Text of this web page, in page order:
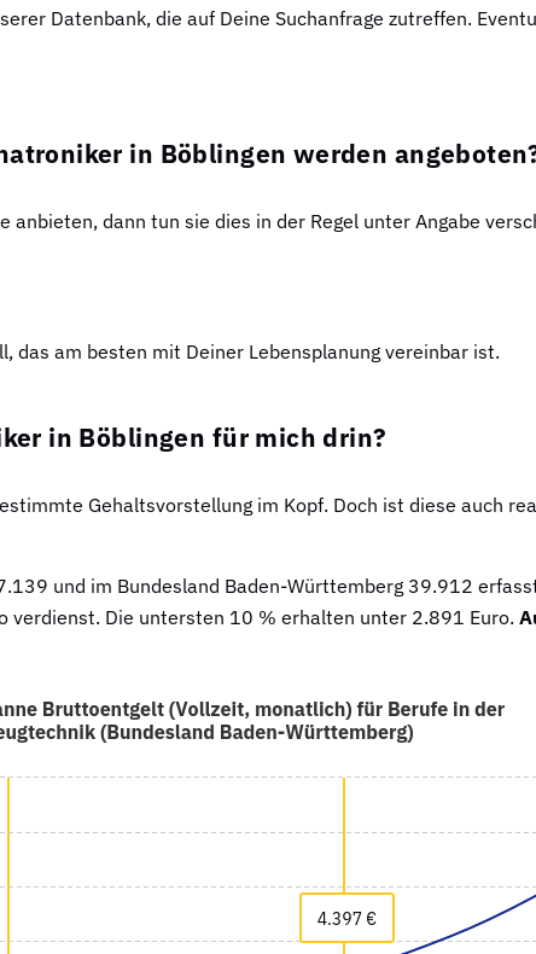
Datenbank, die auf Deine Suchanfrage zutreffen.
in Böblingen werden
dann tun sie dies in der Regel unter Angabe
das am besten mit Deiner Lebensplanung vereinbar ist.
in Böblingen für mich drin?
Gehaltsvorstellung im Kopf. Doch ist diese auch
und im Bundesland Baden-Württemberg 39.912
verdienst. Die untersten 10 % erhalten unter 2.891 Euro.